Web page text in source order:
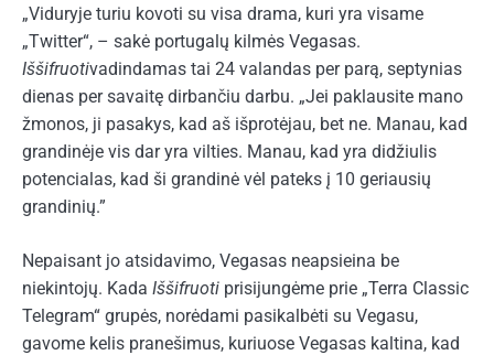
„Viduryje turiu kovoti su visa drama, kuri yra visame
„Twitter“, – sakė portugalų kilmės Vegasas.
Iššifruotivadindamas tai 24 valandas per parą, septynias
dienas per savaitę dirbančiu darbu. „Jei paklausite mano
žmonos, ji pasakys, kad aš išprotėjau, bet ne. Manau, kad
grandinėje vis dar yra vilties. Manau, kad yra didžiulis
potencialas, kad ši grandinė vėl pateks į 10 geriausių
grandinių.”
Nepaisant jo atsidavimo, Vegasas neapsieina be
niekintojų. Kada Iššifruoti prisijungėme prie „Terra Classic
Telegram“ grupės, norėdami pasikalbėti su Vegasu,
gavome kelis pranešimus, kuriuose Vegasas kaltina, kad